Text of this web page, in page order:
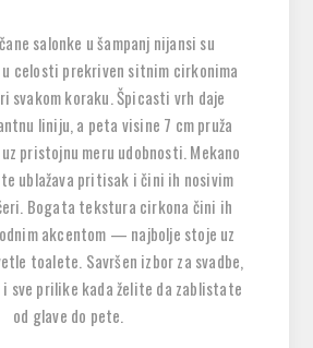
salonke u šampanj nijansi su
u celosti prekriven sitnim cirkonima
svakom koraku. Špicasti vrh daje
liniju, a peta visine 7 cm pruža
pristojnu meru udobnosti. Mekano
ublažava pritisak i čini ih nosivim
Bogata tekstura cirkona čini ih
akcentom — najbolje stoje uz
toalete. Savršen izbor za svadbe,
sve prilike kada želite da zablistate
od glave do pete.